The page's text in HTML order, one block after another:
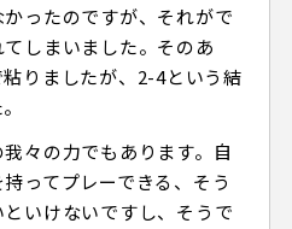
ったのですが、それがで
しまいました。そのあ
りましたが、2-4という結
々の力でもあります。自
ってプレーできる、そう
いけないですし、そうで